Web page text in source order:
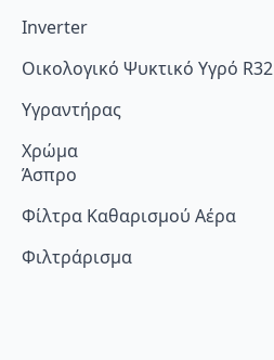
Inverter
Οικολογικό Ψυκτικό Υγρό R32
Υγραντήρας
Χρώμα
Άσπρο
Φίλτρα Καθαρισμού Αέρα
Φιλτράρισμα